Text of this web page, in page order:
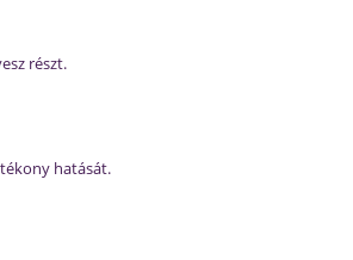
részt.
hatását.